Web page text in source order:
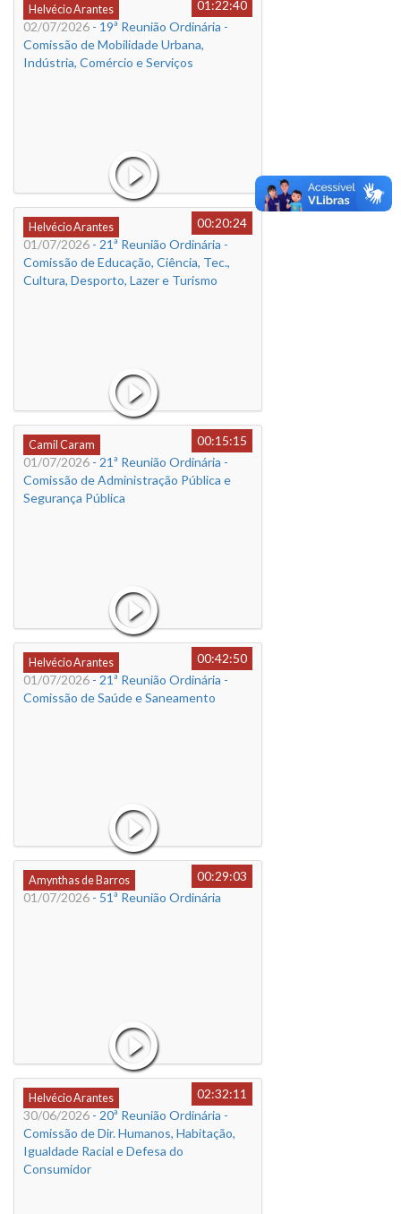
Helvécio Arantes
01:22:40
02/07/2026 - 19ª Reunião Ordinária -
Comissão de Mobilidade Urbana,
Indústria, Comércio e Serviços
Helvécio Arantes
00:20:24
01/07/2026 - 21ª Reunião Ordinária -
Comissão de Educação, Ciência, Tec.,
Cultura, Desporto, Lazer e Turismo
Camil Caram
00:15:15
01/07/2026 - 21ª Reunião Ordinária -
Comissão de Administração Pública e
Segurança Pública
Helvécio Arantes
00:42:50
01/07/2026 - 21ª Reunião Ordinária -
Comissão de Saúde e Saneamento
Amynthas de Barros
00:29:03
01/07/2026 - 51ª Reunião Ordinária
Helvécio Arantes
02:32:11
30/06/2026 - 20ª Reunião Ordinária -
Comissão de Dir. Humanos, Habitação,
Igualdade Racial e Defesa do
Consumidor